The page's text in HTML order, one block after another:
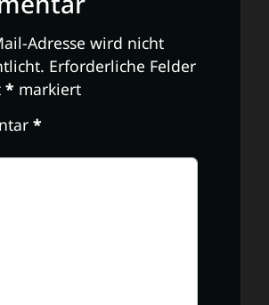
Adresse wird nicht
Erforderliche Felder
* markiert
*